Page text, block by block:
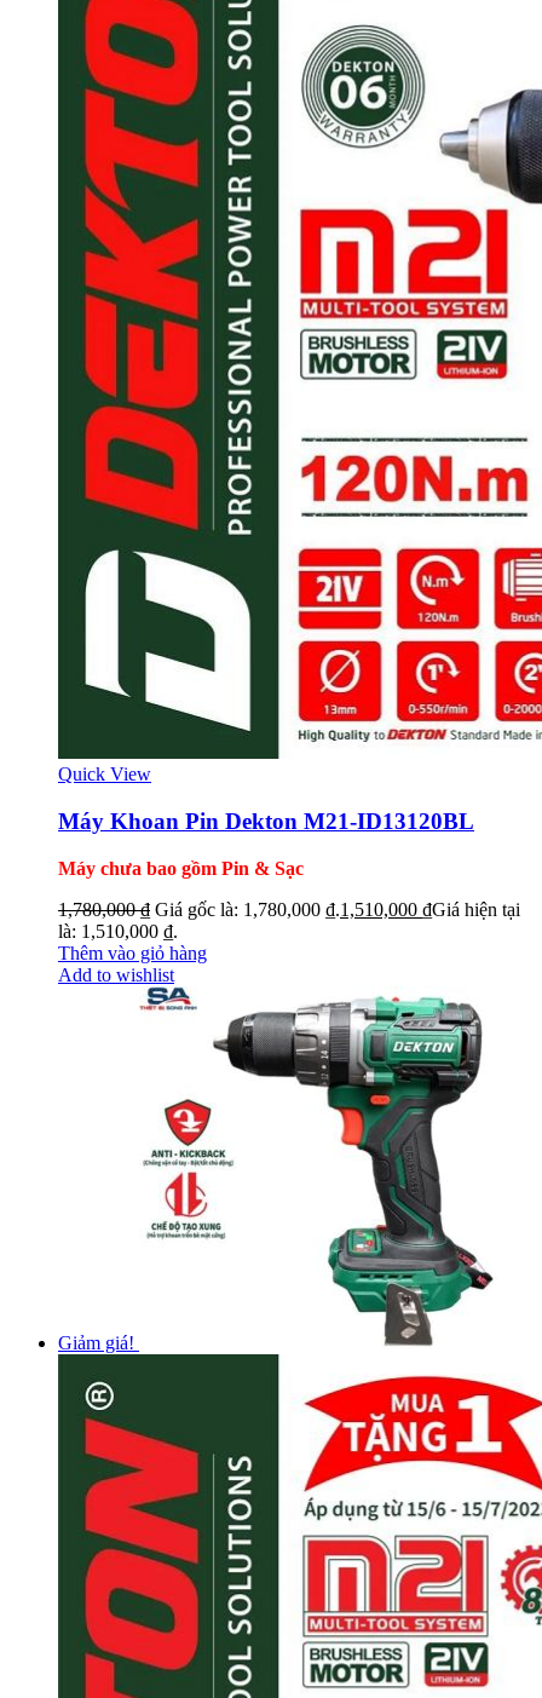
Quick View
Máy Khoan Pin Dekton M21-ID13120BL
Máy chưa bao gồm Pin & Sạc
1,780,000₫ Giá gốc là: 1,780,000 ₫.1,510,000 ₫Giá hiện tại
là: 1,510,000 ₫.
Thêm vào giỏ hàng
Add to wishlist
Giảm giá!